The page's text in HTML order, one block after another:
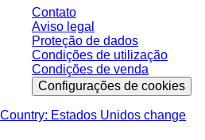
Contato
Aviso legal
Proteção de dados
Condições de utilização
Condições de venda
Configurações de cookies
Country: Estados Unidos change